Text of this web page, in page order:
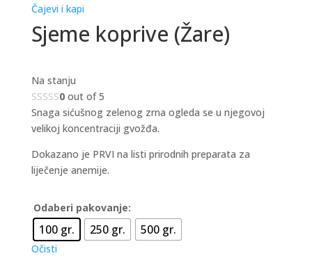
Čajevi i kapi
Sjeme koprive (Žare)
Na stanju
0out of 5
Snaga sićušnog zelenog zrna ogleda se u njegovoj
velikoj koncentraciji gvožđa.
Dokazano je PRVI na listi prirodnih preparata za
liječenje anemije.
Odaberi pakovanje:
100 gr. 250 gr. 500 gr.
Očisti